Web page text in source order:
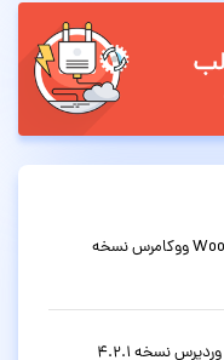
قالب فروشگاهی چندمنظوره وودمارت WoodMart ووکامرس نسخه